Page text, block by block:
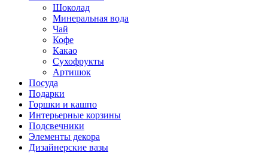
Шоколад
Минеральная вода
Чай
Кофе
Какао
Сухофрукты
Артишок
Посуда
Подарки
Горшки и кашпо
Интерьерные корзины
Подсвечники
Элементы декора
Дизайнерские вазы